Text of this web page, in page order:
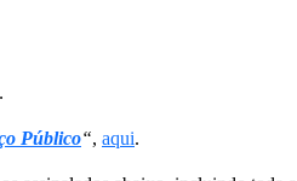
Público“, aqui.